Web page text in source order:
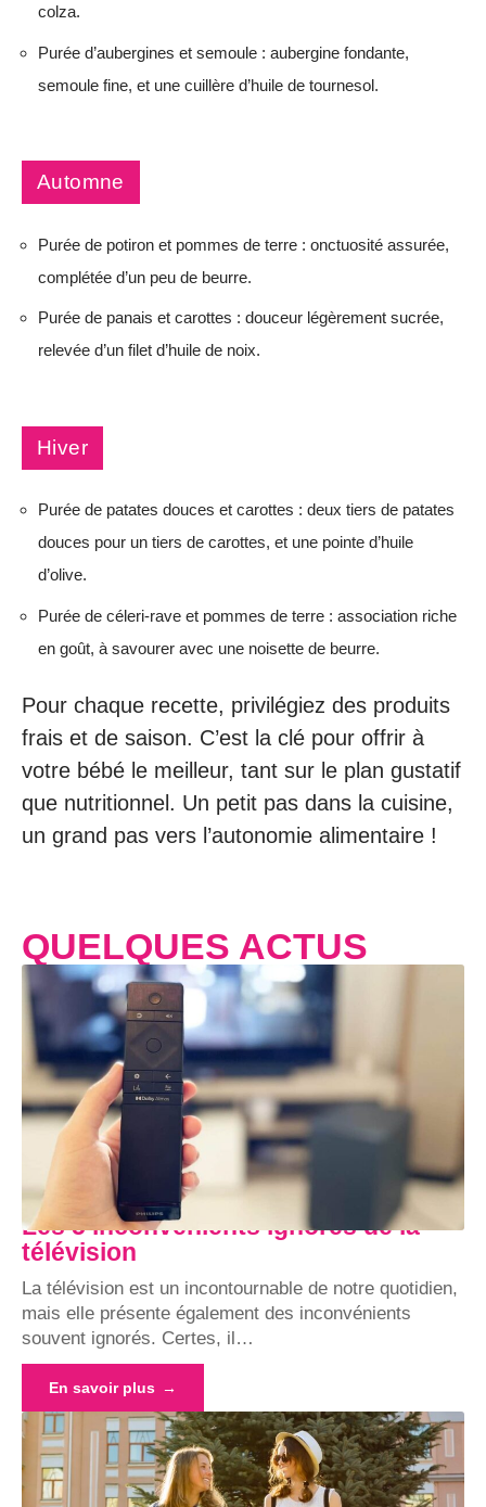
colza.
Purée d’aubergines et semoule : aubergine fondante,
semoule fine, et une cuillère d’huile de tournesol.
Automne
Purée de potiron et pommes de terre : onctuosité assurée,
complétée d’un peu de beurre.
Purée de panais et carottes : douceur légèrement sucrée,
relevée d’un filet d’huile de noix.
Hiver
Purée de patates douces et carottes : deux tiers de patates
douces pour un tiers de carottes, et une pointe d’huile
d’olive.
Purée de céleri-rave et pommes de terre : association riche
en goût, à savourer avec une noisette de beurre.
Pour chaque recette, privilégiez des produits
frais et de saison. C’est la clé pour offrir à
votre bébé le meilleur, tant sur le plan gustatif
que nutritionnel. Un petit pas dans la cuisine,
un grand pas vers l’autonomie alimentaire !
QUELQUES ACTUS
Les 5 inconvénients ignorés de la
télévision
La télévision est un incontournable de notre quotidien,
mais elle présente également des inconvénients
souvent ignorés. Certes, il…
En savoir plus